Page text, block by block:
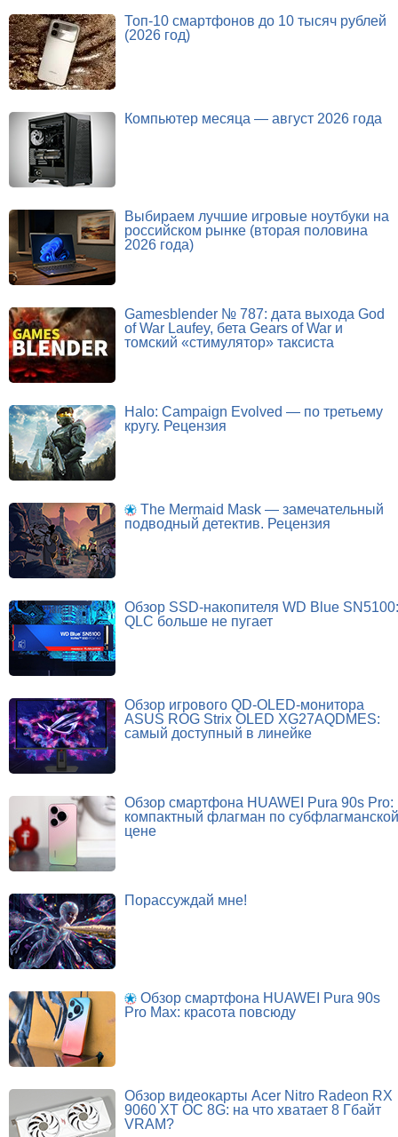
Топ-10 смартфонов до 10 тысяч рублей
(2026 год)
Компьютер месяца — август 2026 года
Выбираем лучшие игровые ноутбуки на
российском рынке (вторая половина
2026 года)
Gamesblender № 787: дата выхода God
of War Laufey, бета Gears of War и
томский «стимулятор» таксиста
Halo: Campaign Evolved — по третьему
кругу. Рецензия
The Mermaid Mask — замечательный
подводный детектив. Рецензия
Обзор SSD-накопителя WD Blue SN5100:
QLC больше не пугает
Обзор игрового QD-OLED-монитора
ASUS ROG Strix OLED XG27AQDMES:
самый доступный в линейке
Обзор смартфона HUAWEI Pura 90s Pro:
компактный флагман по субфлагманской
цене
Порассуждай мне!
Обзор смартфона HUAWEI Pura 90s
Pro Max: красота повсюду
Обзор видеокарты Acer Nitro Radeon RX
9060 XT OC 8G: на что хватает 8 Гбайт
VRAM?